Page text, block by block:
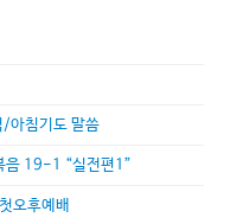
침기도 말씀
음 19-1 “실전편1”
오후예배